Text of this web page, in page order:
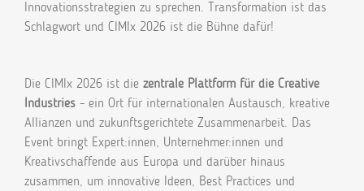
Innovationsstrategien zu sprechen. Transformation ist das
Schlagwort und CIMIx 2026 ist die Bühne dafür!
Die CIMIx 2026 ist die zentrale Plattform für die Creative
Industries - ein Ort für internationalen Austausch, kreative
Allianzen und zukunftsgerichtete Zusammenarbeit. Das
Event bringt Expert:innen, Unternehmer:innen und
Kreativschaffende aus Europa und darüber hinaus
zusammen, um innovative Ideen, Best Practices und